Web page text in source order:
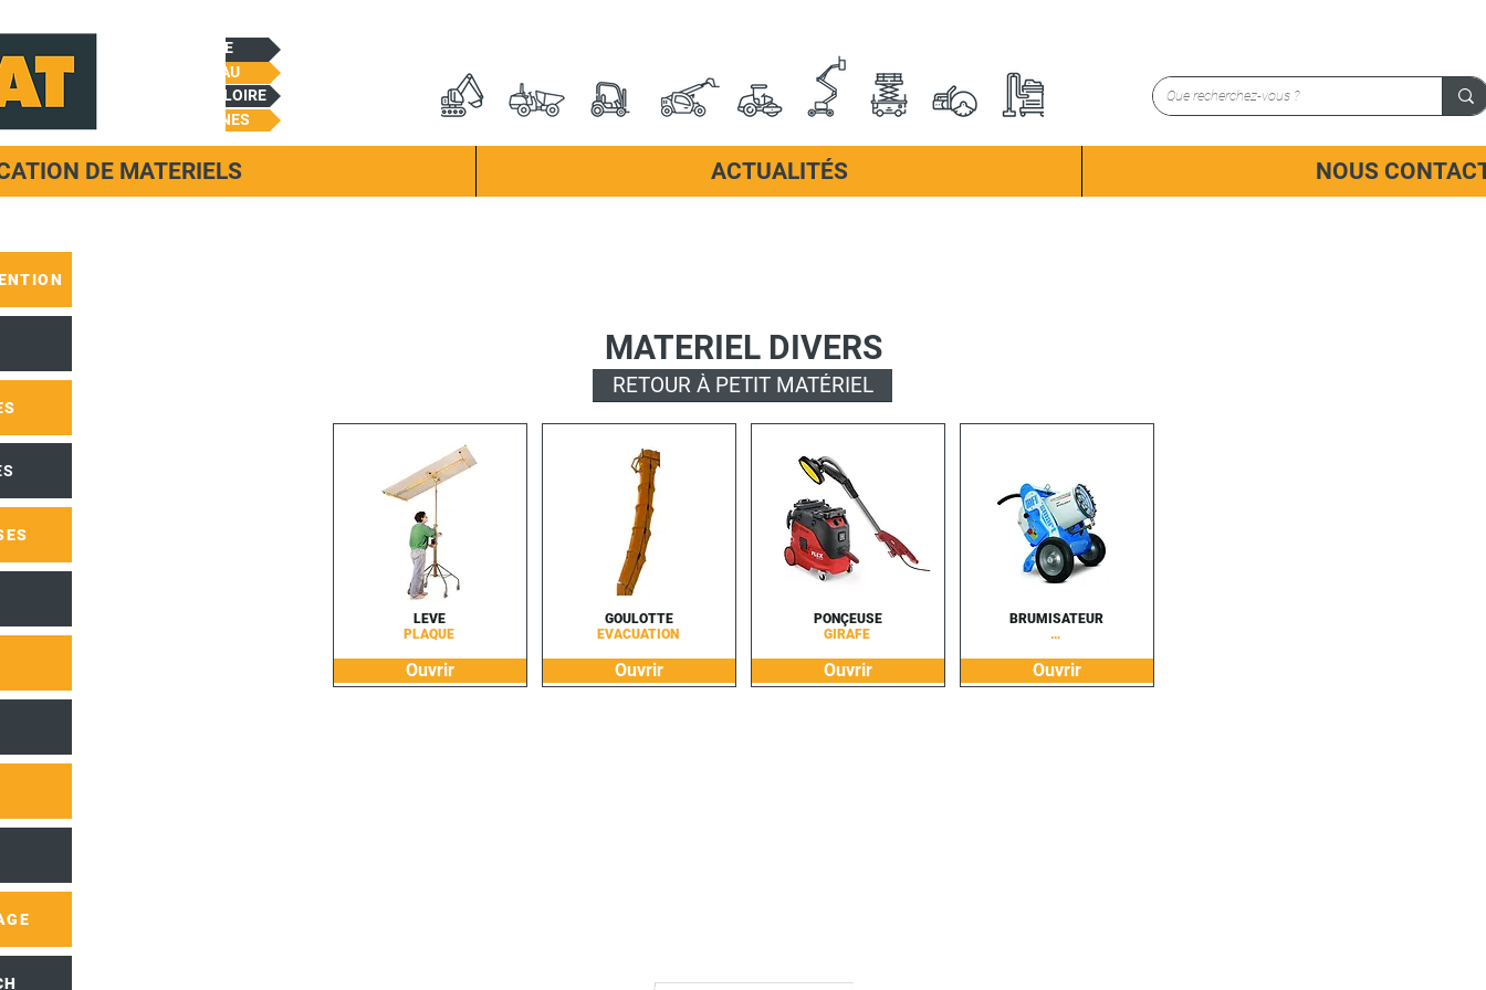
CHEMILLE
BEAUPREAU
CHALONNES/LOIRE
TREMENTINES
DE MATERIELS ACTUALITÉS NOUS
MATERIEL DIVERS
LEVE
PLAQUE
Ouvrir
GOULOTTE
EVACUATION
Ouvrir
PONÇEUSE
GIRAFE
Ouvrir
BRUMISATEUR
…
Ouvrir
RETOUR À PETIT MATÉRIEL